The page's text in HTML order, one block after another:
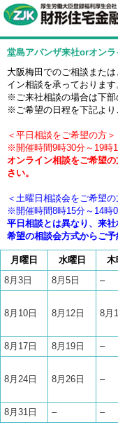
堂島アバンザ来社orオン
大阪梅田でのご相談また
イン相談を承っております
※ご来社相談の場合は下部
※ご希望の日程を下記より
＜平日相談をご希望の方＞
※開催時間9時30分～19時
オンライン相談をご希望
さい。
＜土曜日相談会をご希望の
※開催時間8時15分～14時
平日相談とは異なり、来
希望の相談会方式からご予
月曜日 水曜日 木
8月3日
8月5日 –
8月10日 8月12日 8月
8月17日
8月19日 –
8月24日 8月26日 –
8月31日
– –